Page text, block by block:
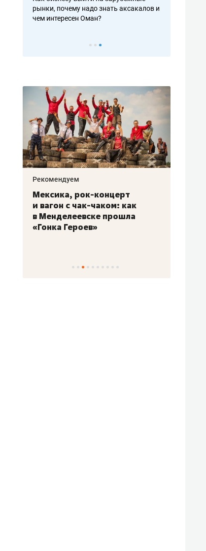
рынки, почему надо знать аксакалов и
чем интересен Оман?
Рекомендуем
Мексика, рок-концерт
и вагон с чак-чаком: как
в Менделеевске прошла
«Гонка Героев»